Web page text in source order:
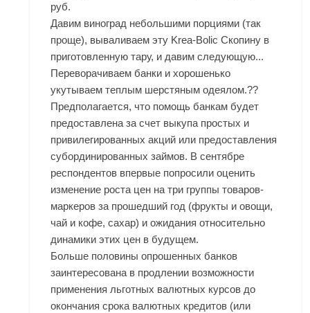
руб.
Давим виноград небольшими порциями (так
проще), вываливаем эту Krea-Bolic Скопину в
приготовленную тару, и давим следующую...
Переворачиваем банки и хорошенько
укутываем теплым шерстяным одеялом.??
Предполагается, что помощь банкам будет
предоставлена за счет выкупа простых и
привилегированных акций или предоставления
субординированных займов. В сентябре
респондентов впервые попросили оценить
изменение роста цен на три группы товаров-
маркеров за прошедший год (фрукты и овощи,
чай и кофе, сахар) и ожидания относительно
динамики этих цен в будущем.
Больше половины опрошенных банков
заинтересована в продлении возможности
применения льготных валютных курсов до
окончания срока валютных кредитов (или